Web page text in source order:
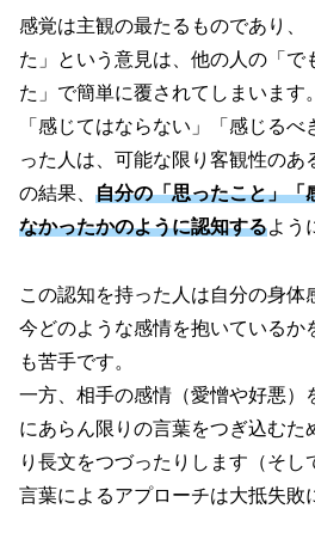
感覚は主観の最たるものであり、
た」という意見は、他の人の「で
た」で簡単に覆されてしまいます。
「感じてはならない」「感じる
った人は、可能な限り客観性のあ
の結果、 自分の「思ったこと」「
なかったかのように認知するよう
この認知を持った人は自分の身体
今どのような感情を抱いているか
も苦手です。
一方、相手の感情 （愛憎や好悪）
にあらん限りの言葉をつぎ込むた
り長文をつづったりします （そ
言葉によるアプローチは大抵失敗